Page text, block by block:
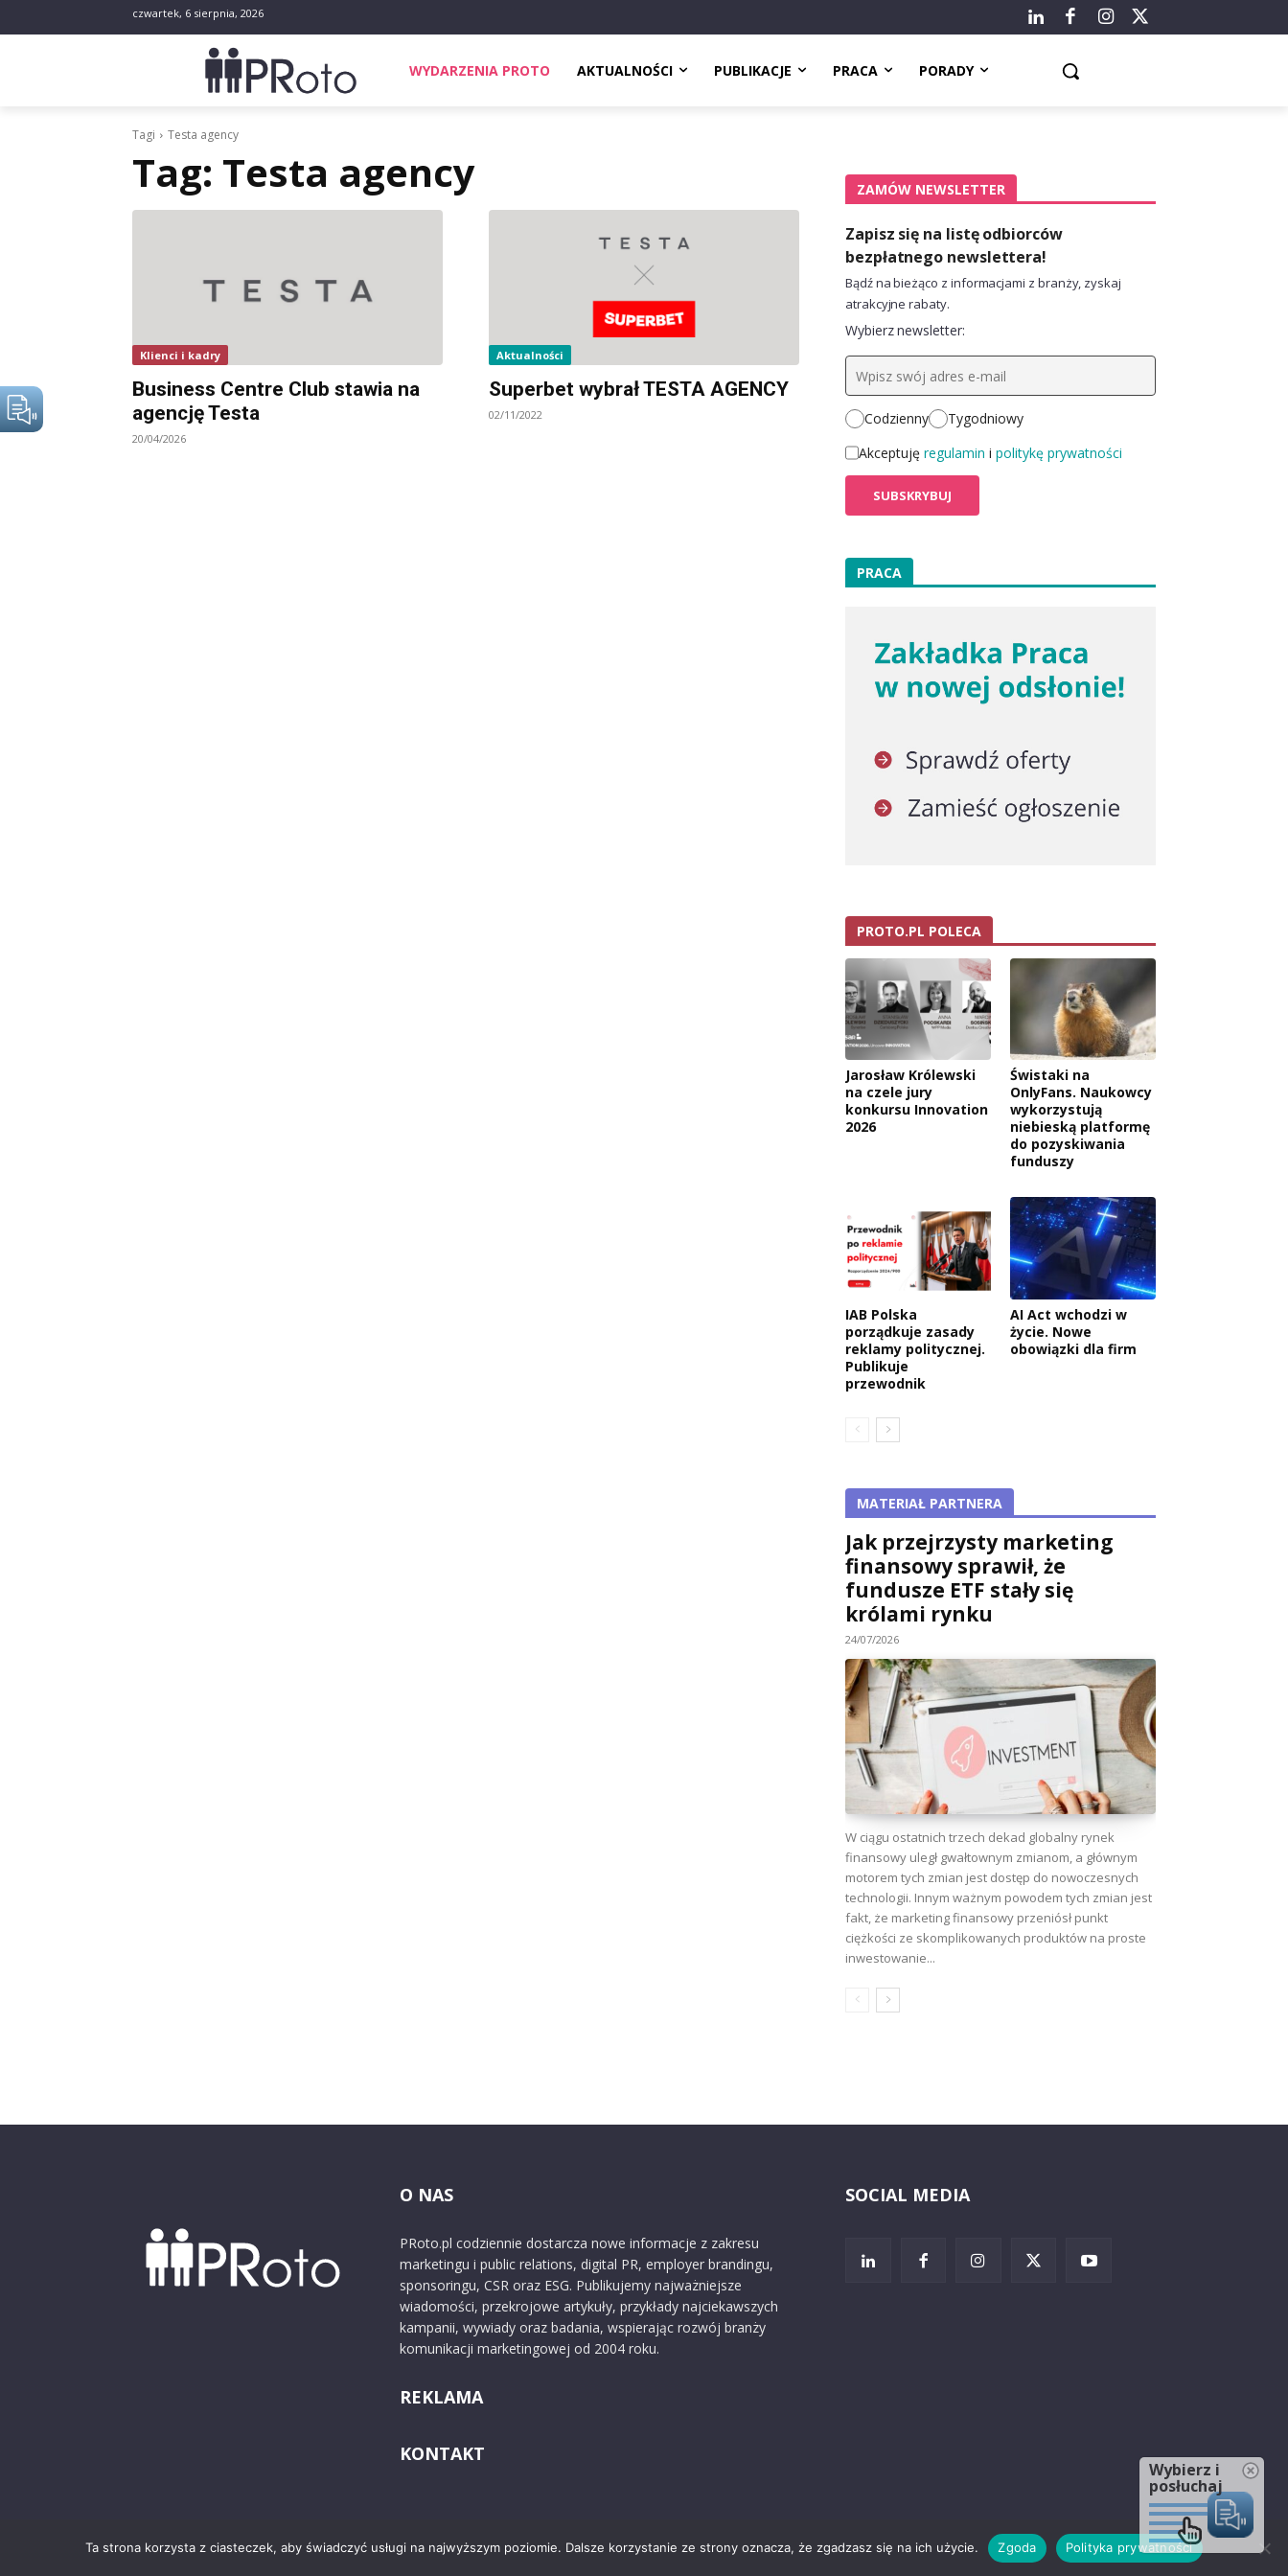
czwartek, 6 sierpnia, 2026
WYDARZENIA PROTO AKTUALNOŚCI PUBLIKACJE PRACA PORADY
Tagi Testa agency
Tag: Testa agency
Klienci i kadry
Business Centre Club stawia na
agencję Testa
20/04/2026
Aktualności
Superbet wybrał TESTA AGENCY
02/11/2022
ZAMÓW NEWSLETTER
Zapisz się na listę odbiorców
bezpłatnego newslettera!
Bądź na bieżąco z informacjami z branży, zyskaj
atrakcyjne rabaty.
Wybierz newsletter:
Codzienny
Tygodniowy
Akceptuję regulamin i politykę prywatności
PRACA
PROTO.PL POLECA
Jarosław Królewski
na czele jury
konkursu Innovation
2026
Świstaki na
OnlyFans. Naukowcy
wykorzystują
niebieską platformę
do pozyskiwania
funduszy
IAB Polska
porządkuje zasady
reklamy politycznej.
Publikuje
przewodnik
AI Act wchodzi w
życie. Nowe
obowiązki dla firm
MATERIAŁ PARTNERA
Jak przejrzysty marketing
finansowy sprawił, że
fundusze ETF stały się
królami rynku
24/07/2026
W ciągu ostatnich trzech dekad globalny rynek
finansowy uległ gwałtownym zmianom, a głównym
motorem tych zmian jest dostęp do nowoczesnych
technologii. Innym ważnym powodem tych zmian jest
fakt, że marketing finansowy przeniósł punkt
ciężkości ze skomplikowanych produktów na proste
inwestowanie...
O NAS
PRoto.pl codziennie dostarcza nowe informacje z zakresu
marketingu i public relations, digital PR, employer brandingu,
sponsoringu, CSR oraz ESG. Publikujemy najważniejsze
wiadomości, przekrojowe artykuły, przykłady najciekawszych
kampanii, wywiady oraz badania, wspierając rozwój branży
komunikacji marketingowej od 2004 roku.
REKLAMA
KONTAKT
SOCIAL MEDIA
© 2024 PRoto.pl O nas Reklama Zastrzeżenia prawne
Ta strona korzysta z ciasteczek, aby świadczyć usługi na najwyższym poziomie. Dalsze korzystanie ze strony oznacza, że zgadzasz się na ich użycie. Zgoda Polityka prywatności
Wybierz i
posłuchaj